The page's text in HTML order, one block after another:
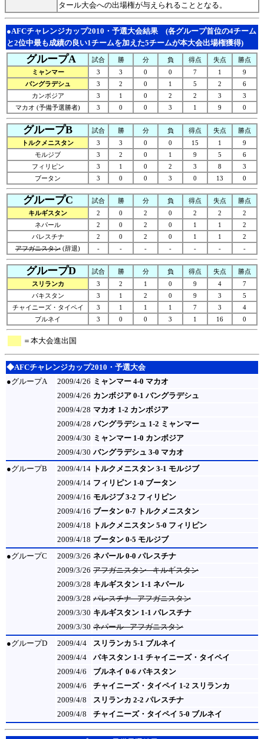
タール大会への出場権が与えられることとなる。
●AFCチャレンジカップ2010・予選大会結果 (各グループ首位の4チーム
と2位中最も成績の良い1チームを加えた5チームが本大会出場権獲得)
グループA 試合 勝 分 負 得点 失点
勝点
ミャンマー
3 3 0 0 7 1
9
バングラデシュ
3 2 0 1 5 2
6
カンボジア
3 1 0 2 2 3
3
マカオ (予備予選勝者)
3 0 0 3 1 9 0
グループB 試合 勝 分 負 得点 失点
勝点
トルクメニスタン
3 3 0 0 15 1
9
モルジブ
3 2 0 1 9 5
6
フィリピン
3 1 0 2 3 8
3
ブータン
3 0 0 3 0 13 0
グループC 試合 勝 分 負 得点 失点
勝点
キルギスタン
2 0 2 0 2 2
2
ネパール
2 0 2 0 1 1
2
パレスチナ
2 0 2 0 1 1
2
アフガニスタン (辞退) - - - - - - -
グループD 試合 勝 分 負 得点 失点
勝点
スリランカ
3 2 1 0 9 4
7
パキスタン
3 1 2 0 9 3
5
チャイニーズ・タイペイ
3 1 1 1 7 3
4
ブルネイ
3 0 0 3 1 16 0
＝本大会進出国
◆AFCチャレンジカップ2010・予選大会
●グループA
2009/4/26 ミャンマー 4-0 マカオ
2009/4/26 カンボジア 0-1 バングラデシュ
2009/4/28 マカオ 1-2 カンボジア
2009/4/28 バングラデシュ 1-2 ミャンマー
2009/4/30 ミャンマー 1-0 カンボジア
2009/4/30 バングラデシュ 3-0 マカオ
●グループB
2009/4/14 トルクメニスタン 3-1 モルジブ
2009/4/14 フィリピン 1-0 ブータン
2009/4/16 モルジブ 3-2 フィリピン
2009/4/16 ブータン 0-7 トルクメニスタン
2009/4/18
トルクメニスタン 5-0 フィリピン
2009/4/18 ブータン 0-5 モルジブ
●グループC
2009/3/26 ネパール 0-0 パレスチナ
2009/3/26 アフガニスタン - キルギスタン
2009/3/28 キルギスタン 1-1 ネパール
2009/3/28 パレスチナ - アフガニスタン
2009/3/30 キルギスタン 1-1 パレスチナ
2009/3/30 ネパール - アフガニスタン
●グループD
2009/4/4
スリランカ 5-1 ブルネイ
2009/4/4
パキスタン 1-1 チャイニーズ・タイペイ
2009/4/6
ブルネイ 0-6 パキスタン
2009/4/6
チャイニーズ・タイペイ 1-2 スリランカ
2009/4/8
スリランカ 2-2 パレスチナ
2009/4/8
チャイニーズ・タイペイ 5-0 ブルネイ